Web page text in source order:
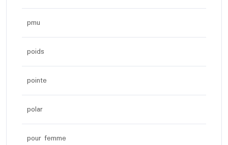
pmu
poids
pointe
polar
pour femme